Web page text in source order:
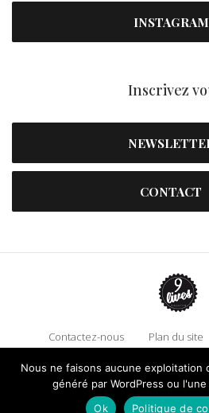
INSTAGRAM
Inscrivez
CONTACT
Contactez-nous Plan du site
Politique de confidentialité
Faire un don
Nous ne faisons aucune exploitation
généré par WordPress ou
Ok
Politique de